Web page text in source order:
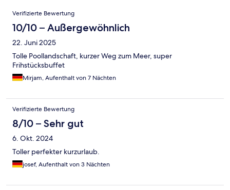
Bewertungen
Verifizierte Bewertung
10/10 – Außergewöhnlich
22. Juni 2025
Tolle Poollandschaft, kurzer Weg zum Meer, super
Frihstücksbuffet
Mirjam, Aufenthalt von 7 Nächten
Verifizierte Bewertung
8/10 – Sehr gut
6. Okt. 2024
Toller perfekter kurzurlaub.
josef, Aufenthalt von 3 Nächten